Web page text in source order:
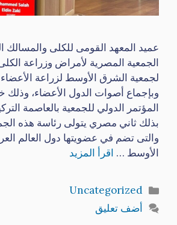
عميد المعهد القومى للكلى والمسالك
الجمعية المصرية لأمراض وزراعة
وبإجماع أصوات الدول الأعضاء، وذلك
المؤتمر الدولي للجمعية بالعاصمة
بذلك ثاني مصري يتولى رئاسة هذه
والتى تضم في عضويتها دول العالم
الأوسط … اقرأ المزيد
التصنيفات
Uncategorized
أضف تعليق